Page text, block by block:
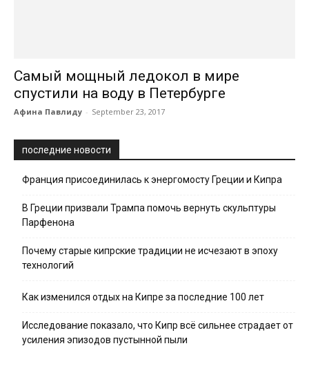
Самый мощный ледокол в мире
спустили на воду в Петербурге
Афина Павлиду - September 23, 2017
последние новости
Франция присоединилась к энергомосту Греции и Кипра
В Греции призвали Трампа помочь вернуть скульптуры
Парфенона
Почему старые кипрские традиции не исчезают в эпоху
технологий
Как изменился отдых на Кипре за последние 100 лет
Исследование показало, что Кипр всё сильнее страдает от
усиления эпизодов пустынной пыли